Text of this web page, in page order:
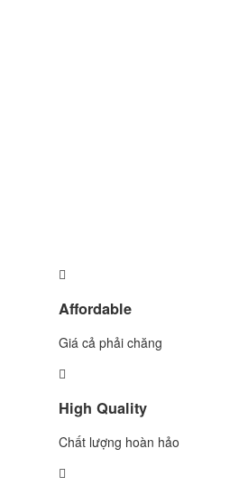
Affordable
Giá cả phải chăng
High Quality
Chất lượng hoàn hảo